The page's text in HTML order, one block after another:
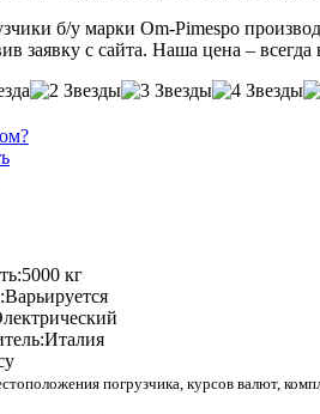
б/у марки Om-Pimespo
заявку с сайта. Наша цена –
5000 кг
Варьируется
Италия
погрузчика, курсов валют,